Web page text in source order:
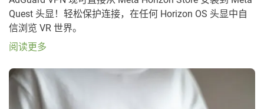
Quest 头显！轻松保护连接，在任何 Horizon OS 头显中自
信浏览 VR 世界。
阅读更多